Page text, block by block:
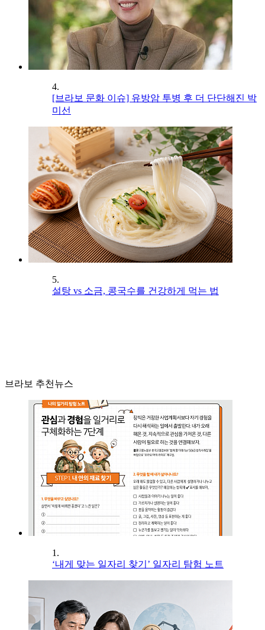
4.
[브라보 문화 이슈] 유방암 투병 후 더 단단해진 박
미선
5.
설탕 vs 소금, 콩국수를 건강하게 먹는 법
브라보 추천뉴스
1.
‘내게 맞는 일자리 찾기’ 일자리 탐험 노트